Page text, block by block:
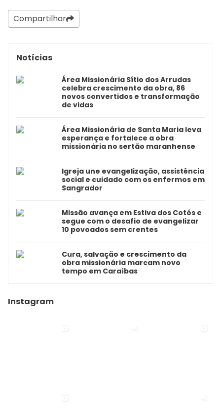
Compartilhar
Notícias
Área Missionária Sítio dos Arrudas
celebra crescimento da obra, 86
novos convertidos e transformação
de vidas
Área Missionária de Santa Maria leva
esperança e fortalece a obra
missionária no sertão maranhense
Igreja une evangelização, assistência
social e cuidado com os enfermos em
Sangrador
Missão avança em Estiva dos Cotós e
segue com o desafio de evangelizar
10 povoados sem crentes
Cura, salvação e crescimento da
obra missionária marcam novo
tempo em Caraíbas
Instagram